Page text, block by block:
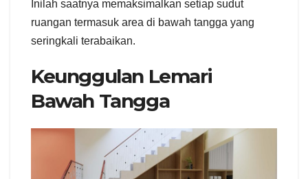
Inilah saatnya memaksimalkan setiap sudut
ruangan termasuk area di bawah tangga yang
seringkali terabaikan.
Keunggulan Lemari
Bawah Tangga